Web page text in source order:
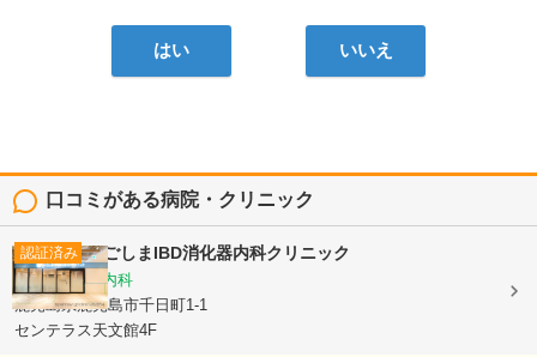
はい いいえ
口コミがある病院・クリニック
認証済み かごしまIBD消化器内科クリニック
消化器内科, 内科
鹿児島県鹿児島市千日町1-1
センテラス天文館4F